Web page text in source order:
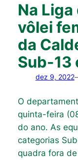
Na
vôlei
da
Sub-13
dez 9, 2022
O
quinta-feira
do ano. As
categorias
quadra fora